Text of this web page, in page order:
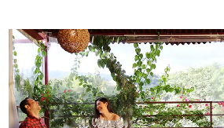
post
thumbnail